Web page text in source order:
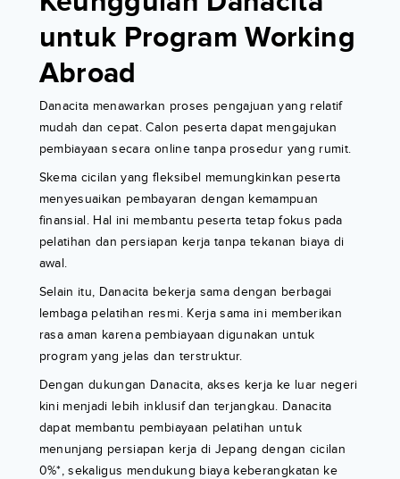
untuk Program Working
Abroad
Danacita menawarkan proses pengajuan yang relatif
mudah dan cepat. Calon peserta dapat mengajukan
pembiayaan secara online tanpa prosedur yang rumit.
Skema cicilan yang fleksibel memungkinkan peserta
menyesuaikan pembayaran dengan kemampuan
finansial. Hal ini membantu peserta tetap fokus pada
pelatihan dan persiapan kerja tanpa tekanan biaya di
awal.
Selain itu, Danacita bekerja sama dengan berbagai
lembaga pelatihan resmi. Kerja sama ini memberikan
rasa aman karena pembiayaan digunakan untuk
program yang jelas dan terstruktur.
Dengan dukungan Danacita, akses kerja ke luar negeri
kini menjadi lebih inklusif dan terjangkau. Danacita
dapat membantu pembiayaan pelatihan untuk
menunjang persiapan kerja di Jepang dengan cicilan
0%*, sekaligus mendukung biaya keberangkatan ke